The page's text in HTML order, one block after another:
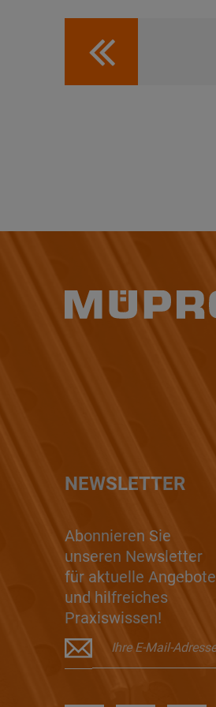
NEWSLETTER
Abonnieren Sie
unseren Newsletter
für aktuelle Angebote
und hilfreiches
Praxiswissen!